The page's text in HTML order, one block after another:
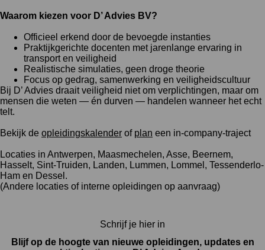
Waarom kiezen voor D’ Advies BV?
Officieel erkend door de bevoegde instanties
Praktijkgerichte docenten met jarenlange ervaring in
transport en veiligheid
Realistische simulaties, geen droge theorie
Focus op gedrag, samenwerking en veiligheidscultuur
Bij D’ Advies draait veiligheid niet om verplichtingen, maar om
mensen die weten — én durven — handelen wanneer het echt
telt.
Bekijk de opleidingskalender of plan een in-company-traject
Locaties in Antwerpen, Maasmechelen, Asse, Beernem,
Hasselt, Sint-Truiden, Landen, Lummen, Lommel, Tessenderlo-
Ham en Dessel.
(Andere locaties of interne opleidingen op aanvraag)
Schrijf je hier in
Blijf op de hoogte van nieuwe opleidingen, updates en